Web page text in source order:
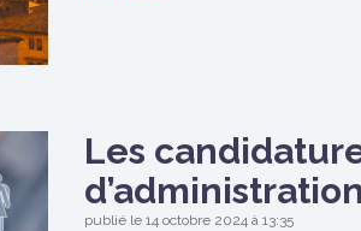
Les
publié le 14 octobre 2024 à 13:35